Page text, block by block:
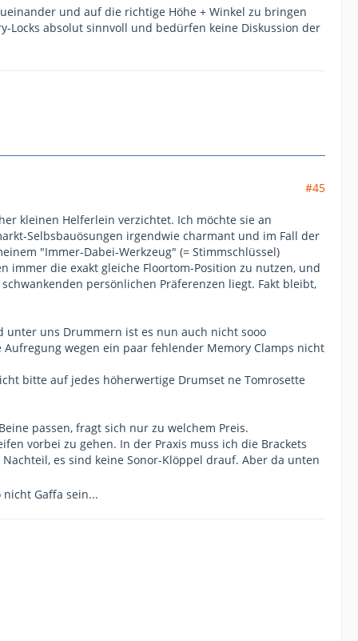
und auf die richtige Höhe + Winkel zu bringen
absolut sinnvoll und bedürfen keine Diskussion der
#45
kleinen Helferlein verzichtet. Ich möchte sie an
Selbsbauösungen irgendwie charmant und im Fall der
"Immer-Dabei-Werkzeug" (= Stimmschlüssel)
die exakt gleiche Floortom-Position zu nutzen, und
persönlichen Präferenzen liegt. Fakt bleibt,
uns Drummern ist es nun auch nicht sooo
wegen ein paar fehlender Memory Clamps nicht
bitte auf jedes höherwertige Drumset ne Tomrosette
passen, fragt sich nur zu welchem Preis.
vorbei zu gehen. In der Praxis muss ich die Brackets
es sind keine Sonor-Klöppel drauf. Aber da unten
Gaffa sein...